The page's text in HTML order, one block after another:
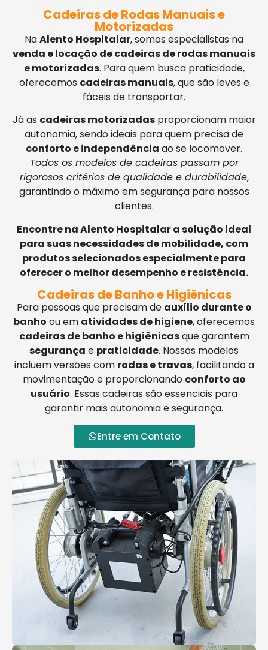
Cadeiras de Rodas Manuais e
Motorizadas
NaAlento Hospitalar, somos especialistas na
venda e locação de cadeiras de rodas manuais
e motorizadas. Para quem busca praticidade,
oferecemos cadeiras manuais, que são leves e
fáceis de transportar.
Já as cadeiras motorizadasproporcionam maior
autonomia, sendo ideais para quem precisa de
conforto e independência ao se locomover.
Todos os modelos de cadeiras passam por
rigorosos critérios de qualidade e durabilidade,
garantindo o máximo em segurança para nossos
clientes.
Encontre na Alento Hospitalar a solução ideal
para suas necessidades de mobilidade, com
produtos selecionados especialmente para
oferecer o melhor desempenho e resistência.
Cadeiras de Banho e Higiênicas
Para pessoas que precisam de auxílio durante o
banho ou em atividades de higiene, oferecemos
cadeiras de banho e higiênicasque garantem
segurança e praticidade. Nossos modelos
incluem versões com rodas e travas, facilitando a
movimentação e proporcionando conforto ao
usuário. Essas cadeiras são essenciais para
garantir mais autonomia e segurança.
Entre em Contato